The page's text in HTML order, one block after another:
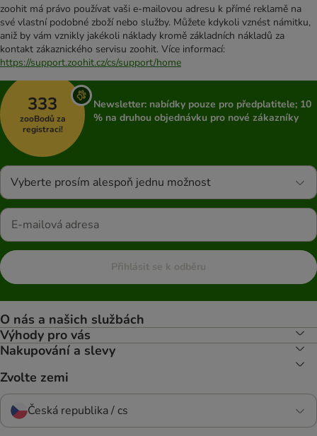
zoohit má právo používat vaši e-mailovou adresu k přímé reklamě na
své vlastní podobné zboží nebo služby. Můžete kdykoli vznést námitku,
aniž by vám vznikly jakékoli náklady kromě základních nákladů za
kontakt zákaznického servisu zoohit. Více informací:
https://support.zoohit.cz/cs/support/home
333
zooBodů za
registraci!
Newsletter: nabídky pouze pro předplatitele; 10
% na druhou objednávku pro nové zákazníky
Vyberte prosím alespoň jednu možnost
Přihlásit se k odběru
O nás a našich službách
Výhody pro vás
Nakupování a slevy
Zvolte zemi
Česká republika / cs